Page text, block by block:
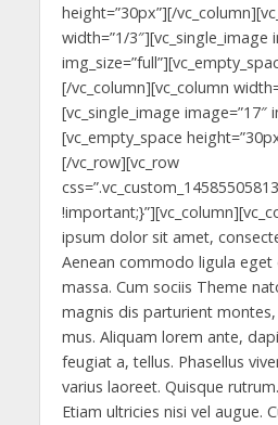
height=”30px”][/
width=”1/3″][vc_single_image
[/vc_column][vc_column
[vc_single_image image=”17″
[vc_empty_space
[/vc_row][vc_row
ipsum dolor sit amet,
Aenean commodo ligula eget
massa. Cum sociis Theme
magnis dis parturient
mus. Aliquam lorem ante,
feugiat a, tellus. Phasellus
varius laoreet. Quisque
Etiam ultricies nisi vel augue.